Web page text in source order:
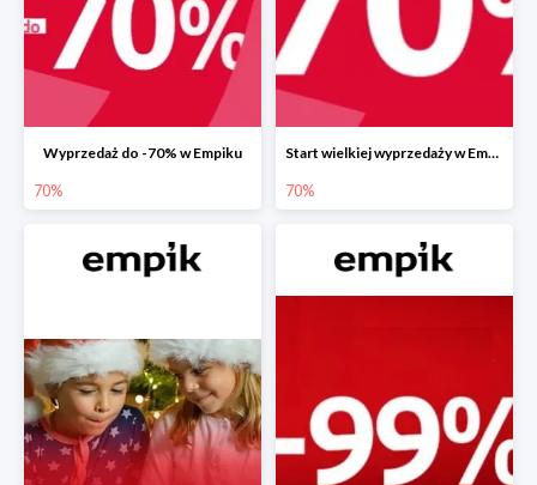
Wyprzedaż do -70% w Empiku
70%
Start wielkiej wyprzedaży w Empiku do -70%
70%